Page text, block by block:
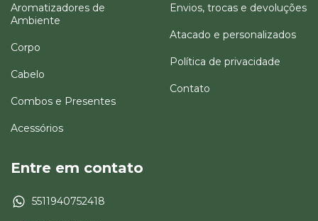
Aromatizadores de
Ambiente
Corpo
Cabelo
Combos e Presentes
Acessórios
Envios, trocas e devoluções
Atacado e personalizados
Política de privacidade
Contato
Entre em contato
5511940752418